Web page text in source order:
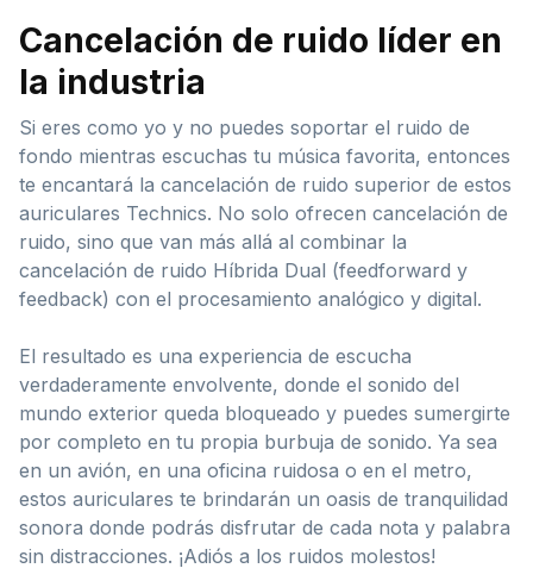
Cancelación de ruido líder en
la industria
Si eres como yo y no puedes soportar el ruido de
fondo mientras escuchas tu música favorita, entonces
te encantará la cancelación de ruido superior de estos
auriculares Technics. No solo ofrecen cancelación de
ruido, sino que van más allá al combinar la
cancelación de ruido Híbrida Dual (feedforward y
feedback) con el procesamiento analógico y digital.
El resultado es una experiencia de escucha
verdaderamente envolvente, donde el sonido del
mundo exterior queda bloqueado y puedes sumergirte
por completo en tu propia burbuja de sonido. Ya sea
en un avión, en una oficina ruidosa o en el metro,
estos auriculares te brindarán un oasis de tranquilidad
sonora donde podrás disfrutar de cada nota y palabra
sin distracciones. ¡Adiós a los ruidos molestos!